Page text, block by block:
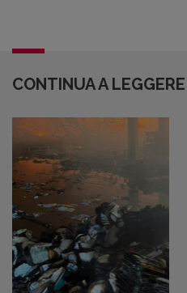
CONTINUA A LEGGERE